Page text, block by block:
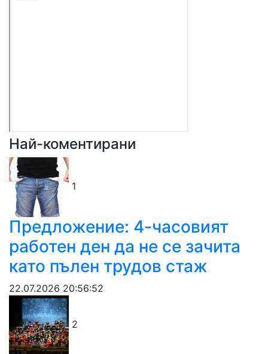
Най-коментирани
1
Предложение: 4-часовият
работен ден да не се зачита
като пълен трудов стаж
22.07.2026 20:56:52
2